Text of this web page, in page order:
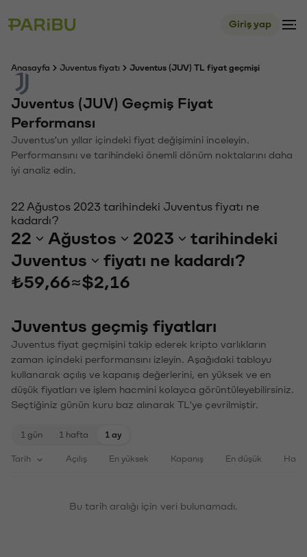
Giriş yap
Anasayfa Juventus fiyatı Juventus (JUV) TL fiyat geçmişi
Juventus (JUV) Geçmiş Fiyat
Performansı
Juventus'un yıllar içindeki fiyat değişimini inceleyin.
Performansını ve tarihindeki önemli dönüm noktalarını daha
iyi analiz edin.
22 Ağustos 2023 tarihindeki Juventus fiyatı ne
kadardı?
22 Ağustos 2023
tarihindeki
Juventus
fiyatı ne kadardı?
₺59,66≈$2,16
Juventus geçmiş fiyatları
Juventus fiyat geçmişini takip ederek kripto varlıkların
zaman içindeki performansını izleyin. Aşağıdaki tabloyu
kullanarak açılış ve kapanış değerlerini, en yüksek ve en
düşük fiyatları ve işlem hacmini kolayca görüntüleyebilirsiniz.
Seçtiğiniz günün kuru baz alınarak TL'ye çevrilmiştir.
1 gün 1 hafta 1 ay
Tarih Açılış En yüksek Kapanış En düşük
Bu tarih aralığı için veri bulunamadı.